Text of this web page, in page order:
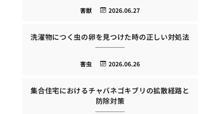
2026.06.27
害獣
洗濯物につく虫の卵を見つけた時の正しい対処法
2026.06.26
害虫
集合住宅におけるチャバネゴキブリの拡散経路と
防除対策